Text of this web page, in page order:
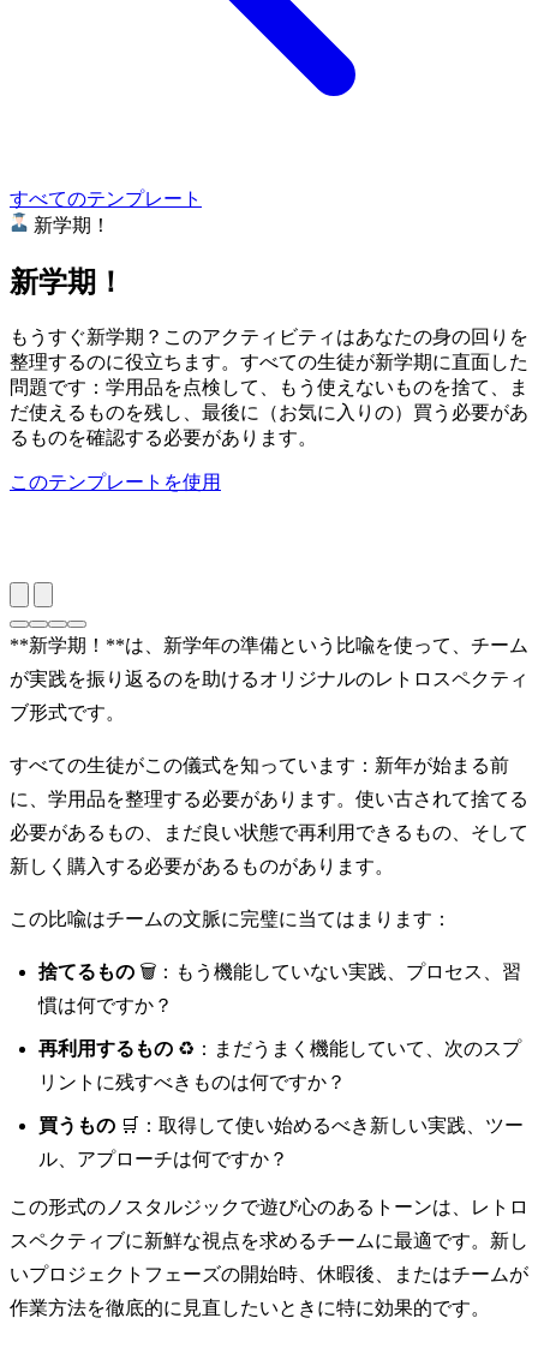
すべてのテンプレート
新学期！
新学期！
もうすぐ新学期？このアクティビティはあなたの身の回りを
整理するのに役立ちます。すべての生徒が新学期に直面した
問題です：学用品を点検して、もう使えないものを捨て、ま
だ使えるものを残し、最後に（お気に入りの）買う必要があ
るものを確認する必要があります。
このテンプレートを使用
**新学期！**は、新学年の準備という比喩を使って、チーム
が実践を振り返るのを助けるオリジナルのレトロスペクティ
ブ形式です。
すべての生徒がこの儀式を知っています：新年が始まる前
に、学用品を整理する必要があります。使い古されて捨てる
必要があるもの、まだ良い状態で再利用できるもの、そして
新しく購入する必要があるものがあります。
この比喩はチームの文脈に完璧に当てはまります：
捨てるもの 🗑️：もう機能していない実践、プロセス、習
慣は何ですか？
再利用するもの ♻️：まだうまく機能していて、次のスプ
リントに残すべきものは何ですか？
買うもの 🛒：取得して使い始めるべき新しい実践、ツー
ル、アプローチは何ですか？
この形式のノスタルジックで遊び心のあるトーンは、レトロ
スペクティブに新鮮な視点を求めるチームに最適です。新し
いプロジェクトフェーズの開始時、休暇後、またはチームが
作業方法を徹底的に見直したいときに特に効果的です。